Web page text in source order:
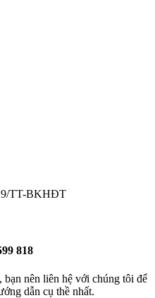
TT-BKHĐT
818
bạn nên liên hệ với chúng tôi để
dẫn cụ thề nhất.